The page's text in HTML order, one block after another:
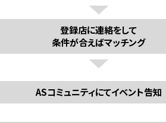
登録店に連絡をして
条件が合えばマッチング
ASコミュニティにてイベント告知